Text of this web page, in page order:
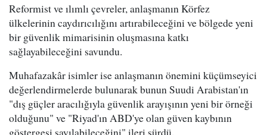
Reformist ve ılımlı çevreler, anlaşmanın Körfez
ülkelerinin caydırıcılığını artırabileceğini ve bölgede yeni
bir güvenlik mimarisinin oluşmasına katkı
sağlayabileceğini savundu.
Muhafazakâr isimler ise anlaşmanın önemini küçümseyici
değerlendirmelerde bulunarak bunun Suudi Arabistan'ın
"dış güçler aracılığıyla güvenlik arayışının yeni bir örneği
olduğunu" ve "Riyad'ın ABD'ye olan güven kaybının
göstergesi sayılabileceğini" ileri sürdü.